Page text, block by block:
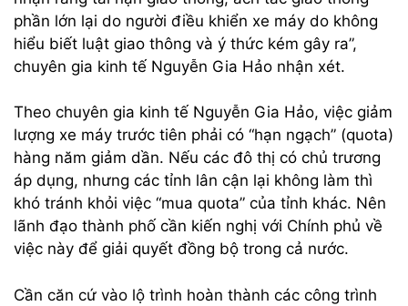
phần lớn lại do người điều khiển xe máy do không
hiểu biết luật giao thông và ý thức kém gây ra”,
chuyên gia kinh tế Nguyễn Gia Hảo nhận xét.
Theo chuyên gia kinh tế Nguyễn Gia Hảo, việc giảm
lượng xe máy trước tiên phải có “hạn ngạch” (quota)
hàng năm giảm dần. Nếu các đô thị có chủ trương
áp dụng, nhưng các tỉnh lân cận lại không làm thì
khó tránh khỏi việc “mua quota” của tỉnh khác. Nên
lãnh đạo thành phố cần kiến nghị với Chính phủ về
việc này để giải quyết đồng bộ trong cả nước.
Cần căn cứ vào lộ trình hoàn thành các công trình